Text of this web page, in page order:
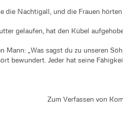
die Nachtigall, und die Frauen
gelaufen, hat den Kübel
Mann: „Was sagst du zu unseren
bewundert. Jeder hat seine
Zum Verfassen von